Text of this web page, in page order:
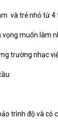
và trẻ nhỏ từ
muốn làm
trường nhạc
trình độ và có